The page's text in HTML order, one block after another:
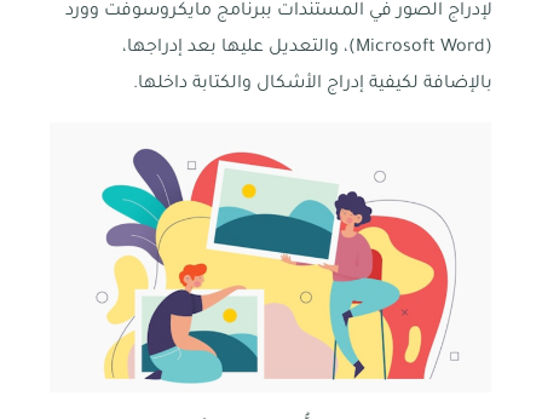
لإدراج الصور في المستندات ببرنامج مايكروسوفت وورد
(Microsoft Word)، والتعديل عليها بعد إدراجها،
بالإضافة لكيفية إدراج الأشكال والكتابة داخلها.